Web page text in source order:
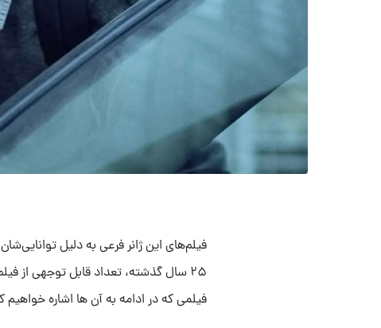
فیلم‌های این ژانر فرعی به دلیل
فیلمی که در ادامه به آن ها اشاره